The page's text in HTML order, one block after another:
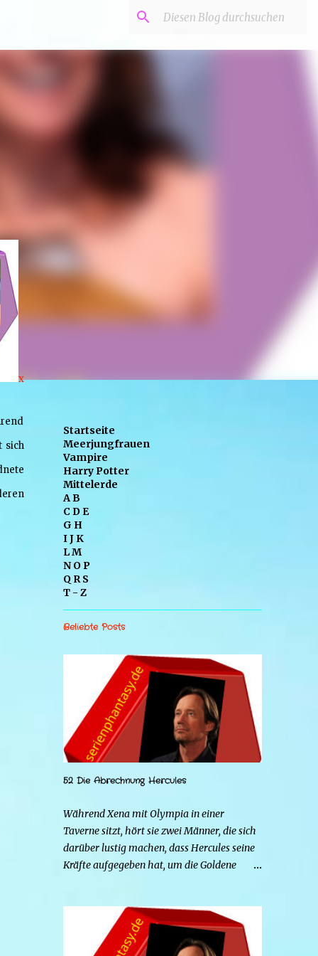
x
sich
Startseite
Meerjungfrauen
Vampire
Harry Potter
Mittelerde
A B
C D E
G H
I J K
L M
N O P
Q R S
T - Z
Beliebte Posts
52 Die Abrechnung Hercules
Während Xena mit Olympia in einer
Taverne sitzt, hört sie zwei Männer, die sich
darüber lustig machen, dass Hercules seine
Kräfte aufgegeben hat, um die Goldene
Grund zu gehen. Tatsächlich handelt es sich
bei den beiden Männern um Mars und Strife.
Serena ist glücklich mit ihrem neuen Leben